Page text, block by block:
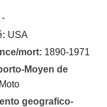
-
USA
mort: 1890-1971
Moyen de
geografico-